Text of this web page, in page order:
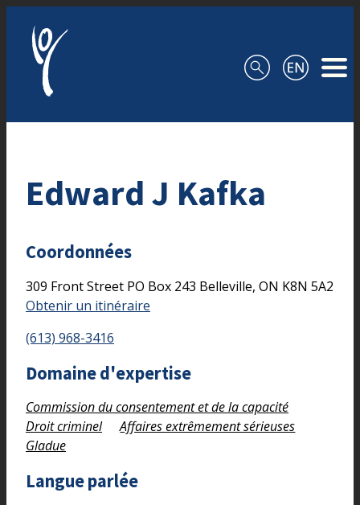
Edward J Kafka
Coordonnées
309 Front Street PO Box 243 Belleville, ON K8N 5A2
Obtenir un itinéraire
(613) 968-3416
Domaine d'expertise
Commission du consentement et de la capacité
Droit criminel
Affaires extrêmement sérieuses
Gladue
Langue parlée